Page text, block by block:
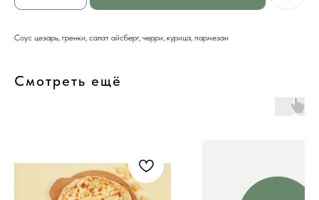
Соус цезарь, гренки, салат айсберг, черри, курица, пармезан
Смотреть ещё